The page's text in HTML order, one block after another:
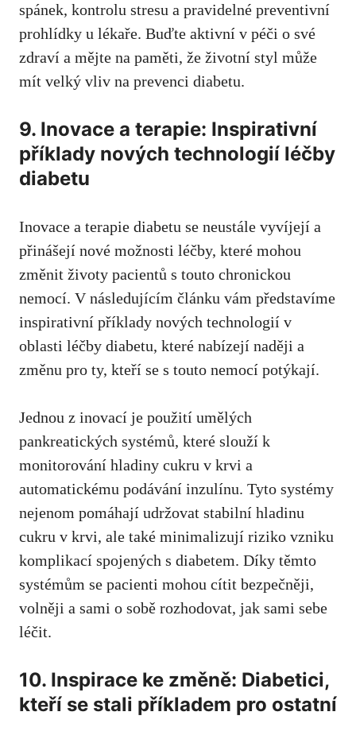
spánek, kontrolu ‌stresu a pravidelné preventivní
prohlídky u lékaře. Buďte aktivní v péči o své ​
zdraví a mějte na paměti, že životní styl ‍může
mít​ velký⁤ vliv na ​prevenci diabetu.
9. Inovace⁢ a ⁤terapie: Inspirativní
příklady⁣ nových technologií léčby
⁣diabetu
Inovace a⁢ terapie diabetu se neustále ⁢vyvíjejí a​
přinášejí nové možnosti léčby,⁤ které mohou⁤
změnit životy pacientů s touto chronickou
nemocí. V ⁢následujícím ⁤článku vám představíme
inspirativní příklady nových technologií v
oblasti léčby diabetu,⁣ které⁢ nabízejí naději a
změnu pro ty, kteří se s touto nemocí potýkají.
Jednou‌ z ⁣inovací‌ je ⁤použití umělých
pankreatických systémů, které slouží k⁣
monitorování hladiny ⁤cukru v krvi ‌a
automatickému ⁣podávání⁤ inzulínu. Tyto systémy
nejenom pomáhají udržovat‍ stabilní hladinu
cukru v⁤ krvi,⁣ ale‌ také minimalizují riziko ​vzniku
⁢komplikací spojených⁤ s diabetem. Díky těmto⁣
systémům se pacienti ‌mohou cítit bezpečněji,​
volněji a sami o sobě rozhodovat, jak sami sebe⁣
léčit.
10.​ Inspirace ke změně: Diabetici,
kteří se stali příkladem pro‍ ostatní